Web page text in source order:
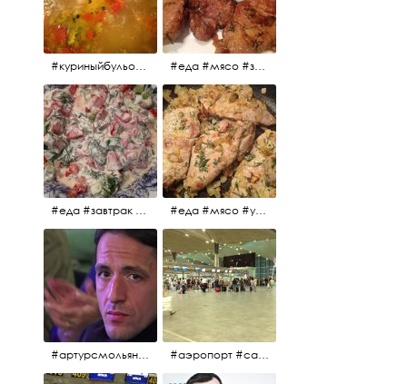
#куриныйбульон #лавровыйлист #помидоры #картофель #чеснок #лук #морковь #приправы #перецдушистый #курица #ужин #еда #сольповкусу #жёлтыйкарри #имбирь #кориандр #кокос #лимонныйсок #оливковоемасло #кумин #кайенскийперец #еда #мясо #завтрак #источниквдохновения #люблюготовить
#еда #завтрак #витамины #помидоры #укроп #огурцы #сметана #салат #еда #мясо #утро #завтрак #едакакисточниквдохновения
#артурсмольянинов @melnikovadsh #artursmolyaninov #аэропорт #санктпетербург #пулково #мореморе #моремолнцепесок #дваночи